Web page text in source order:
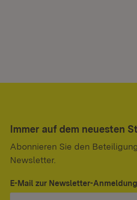
Immer auf dem neuesten
Abonnieren Sie den
Newsletter.
E-Mail zur Newsletter-Anmeldung